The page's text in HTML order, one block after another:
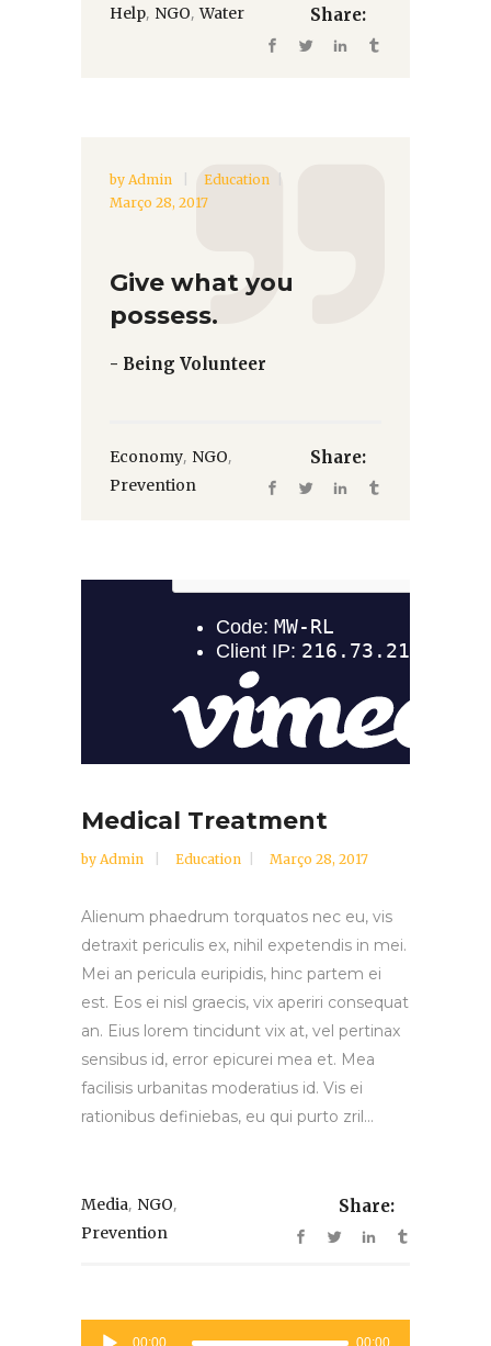
Help, NGO,Water Share:
by Admin
Education
Março 28, 2017
Give what you
possess.
- Being Volunteer
Economy, NGO,
Prevention
Share:
Medical Treatment
by Admin Education Março 28, 2017
Alienum phaedrum torquatos nec eu, vis
detraxit periculis ex, nihil expetendis in mei.
Mei an pericula euripidis, hinc partem ei
est. Eos ei nisl graecis, vix aperiri consequat
an. Eius lorem tincidunt vix at, vel pertinax
sensibus id, error epicurei mea et. Mea
facilisis urbanitas moderatius id. Vis ei
rationibus definiebas, eu qui purto zril...
Media, NGO,
Prevention
Share:
Reprodutor
00:00 00:00